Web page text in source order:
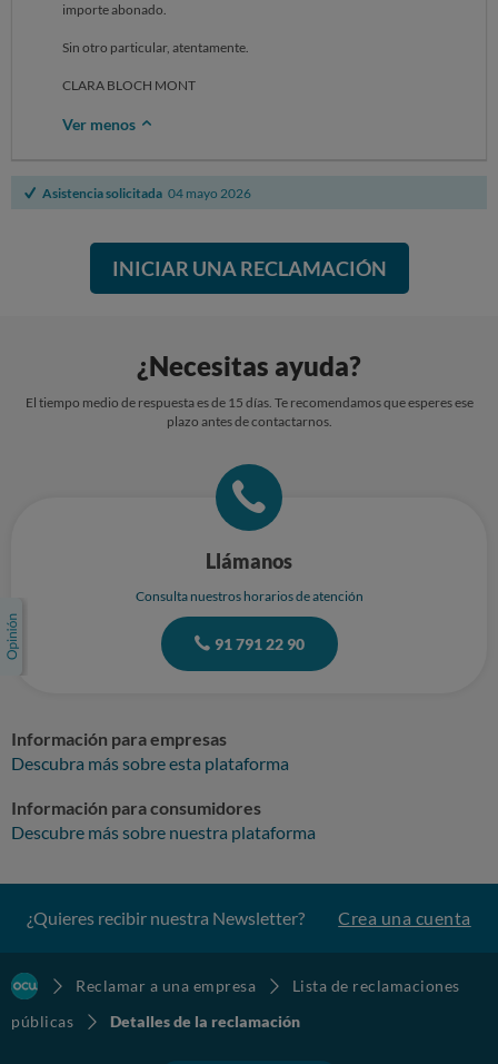
importe abonado.
Sin otro particular, atentamente.
CLARA BLOCH MONT
Ver menos
Asistencia solicitada 04 mayo 2026
INICIAR UNA RECLAMACIÓN
¿Necesitas ayuda?
El tiempo medio de respuesta es de 15 días. Te recomendamos que esperes ese
plazo antes de contactarnos.
Llámanos
Consulta nuestros horarios de atención
91 791 22 90
Información para empresas
Descubra más sobre esta plataforma
Información para consumidores
Descubre más sobre nuestra plataforma
¿Quieres recibir nuestra Newsletter? Crea una cuenta
Reclamar a una empresa
Lista de reclamaciones
públicas
Detalles de la reclamación